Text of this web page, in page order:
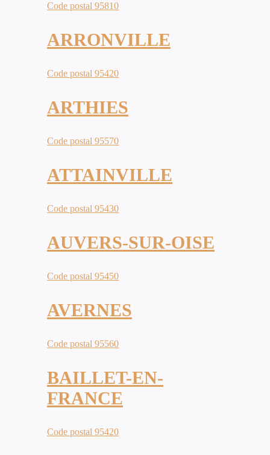
Code postal 95810
ARRONVILLE
Code postal 95420
ARTHIES
Code postal 95570
ATTAINVILLE
Code postal 95430
AUVERS-SUR-OISE
Code postal 95450
AVERNES
Code postal 95560
BAILLET-EN-
FRANCE
Code postal 95420